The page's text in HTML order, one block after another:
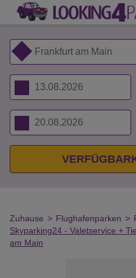
Zuhause > Flughafenparken >
Skyparking24 - Valetservice +
am Main